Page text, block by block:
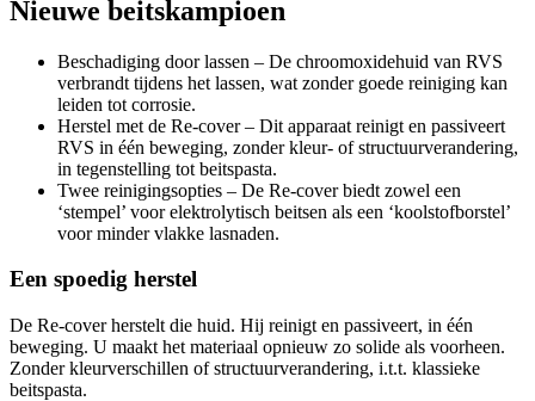
Nieuwe beitskampioen
Beschadiging door lassen – De chroomoxidehuid van RVS
verbrandt tijdens het lassen, wat zonder goede reiniging kan
leiden tot corrosie.
Herstel met de Re-cover – Dit apparaat reinigt en passiveert
RVS in één beweging, zonder kleur- of structuurverandering,
in tegenstelling tot beitspasta.
Twee reinigingsopties – De Re-cover biedt zowel een
‘stempel’ voor elektrolytisch beitsen als een ‘koolstofborstel’
voor minder vlakke lasnaden.
Een spoedig herstel
De Re-cover herstelt die huid. Hij reinigt en passiveert, in één
beweging. U maakt het materiaal opnieuw zo solide als voorheen.
Zonder kleurverschillen of structuurverandering, i.t.t. klassieke
beitspasta.